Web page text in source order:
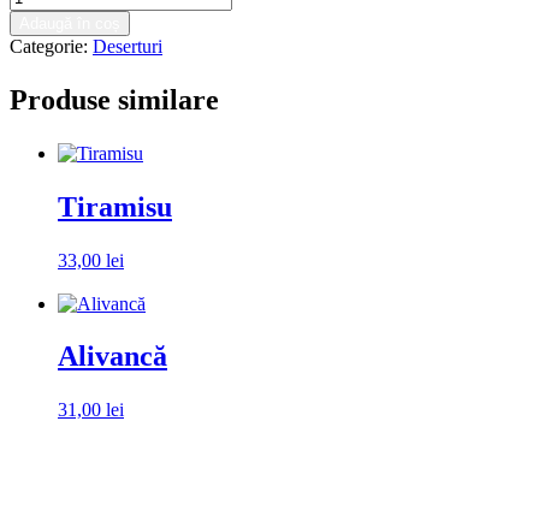
Tort
de
morcovi
Categorie: Deserturi
Produse similare
Tiramisu
33,00 lei
Alivancă
31,00 lei